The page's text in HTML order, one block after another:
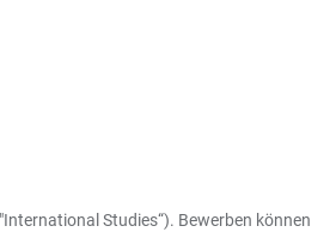
Studies“). Bewerben können